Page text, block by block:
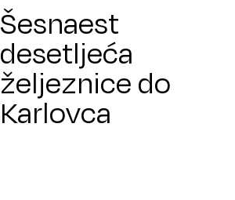
Šesnaest
desetljeća
željeznice do
Karlovca